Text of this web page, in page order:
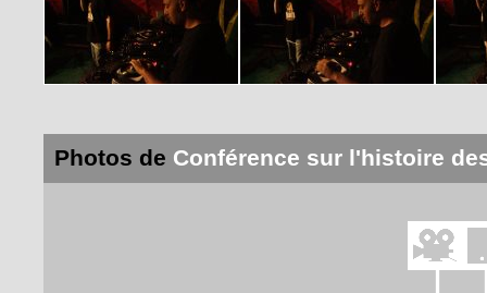
Photos de Conférence sur l'histoire